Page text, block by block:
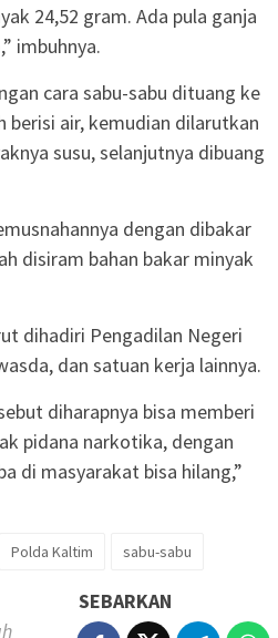
24,52 gram. Ada pula ganja
imbuhnya.
cara sabu-sabu dituang ke
berisi air, kemudian dilarutkan
susu, selanjutnya dibuang
dengan dibakar
disiram bahan bakar minyak
dihadiri Pengadilan Negeri
dan satuan kerja lainnya.
diharapnya bisa memberi
pidana narkotika, dengan
di masyarakat bisa hilang,”
Polda Kaltim sabu-sabu
SEBARKAN